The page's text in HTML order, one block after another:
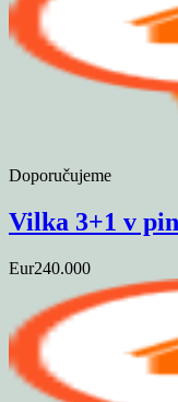
Doporučujeme
Vilka 3+1 v
Eur240.000